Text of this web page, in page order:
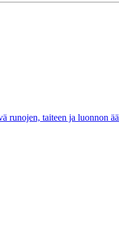
runojen, taiteen ja luonnon